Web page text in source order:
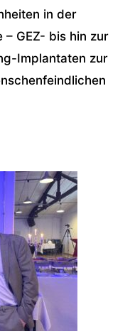
in der
– GEZ- bis hin zur
Implantaten zur